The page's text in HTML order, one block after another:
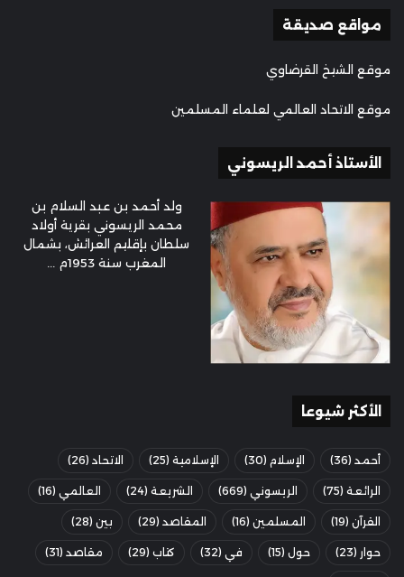
مواقع صديقة
موقع الشيخ القرضاوي
موقع الاتحاد العالمي لعلماء المسلمين
الأستاذ أحمد الريسوني
ولد أحمد بن عبد السلام بن
محمد الريسوني بقرية أولاد
سلطان بإقليم العرائش، بشمال
المغرب سنة 1953م ...
الأكثر شيوعا
أحمد (36) الإسلام (30) الإسلامية (25) الاتحاد (26)
الرائعة (75) الريسوني (669) الشريعة (24) العالمي (16)
القرآن (19) المسلمين (16) المقاصد (29) بين (28)
حوار (23) حول (15) في (32) كتاب (29) مقاصد (31)